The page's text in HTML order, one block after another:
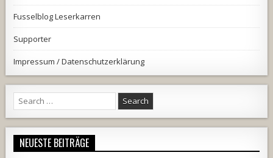
Fusselblog Leserkarren
Supporter
Impressum / Datenschutzerklärung
Search
for:
NEUESTE BEITRÄGE